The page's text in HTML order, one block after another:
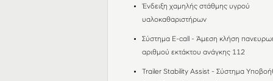
Ένδειξη χαμηλής στάθμης υγρού
υαλοκαθαριστήρων
Σύστημα E-call - Άμεση κλήση
αριθμού εκτάκτου ανάγκης 112
Trailer Stability Assist - Σύστημα